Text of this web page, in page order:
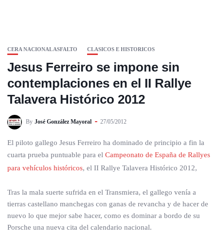
CERA NACIONAL ASFALTO CLASICOS E HISTORICOS
Jesus Ferreiro se impone sin
contemplaciones en el II Rallye
Talavera Histórico 2012
By José González Mayoral 27/05/2012
El piloto gallego Jesus Ferreiro ha dominado de principio a fin la
cuarta prueba puntuable para el Campeonato de España de Rallyes
para vehículos históricos, el II Rallye Talavera Histórico 2012,
Tras la mala suerte sufrida en el Transmiera, el gallego venía a
tierras castellano manchegas con ganas de revancha y de hacer de
nuevo lo que mejor sabe hacer, como es dominar a bordo de su
Porsche una nueva cita del calendario nacional.